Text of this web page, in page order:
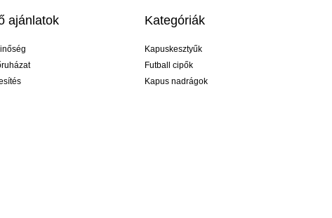
ajánlatok Kategóriák
Kapuskesztyűk
Futball cipők
Kapus nadrágok